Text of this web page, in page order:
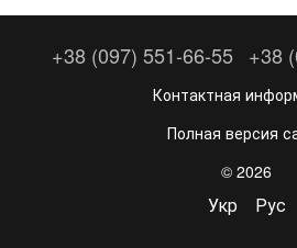
+38 (097) 551-66-55 +38
Контактная
Полная версия
© 2026
Укр Рус